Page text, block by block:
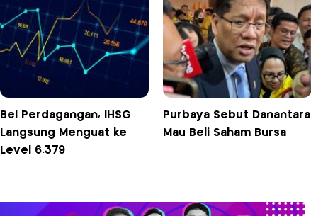
Bel Perdagangan, IHSG
Langsung Menguat ke
Level 6.379
Purbaya Sebut Danantara
Mau Beli Saham Bursa